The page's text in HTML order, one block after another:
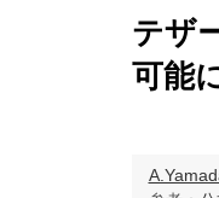
テザ
可能